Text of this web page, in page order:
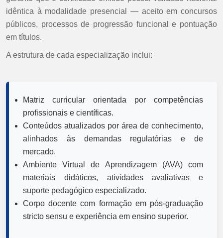
idêntica à modalidade presencial — aceito em concursos
públicos, processos de progressão funcional e pontuação
em títulos.
A estrutura de cada especialização inclui:
Matriz curricular orientada por competências
profissionais e científicas.
Conteúdos atualizados por área de conhecimento,
alinhados às demandas regulatórias e de
mercado.
Ambiente Virtual de Aprendizagem (AVA) com
materiais didáticos, atividades avaliativas e
suporte pedagógico especializado.
Corpo docente com formação em pós-graduação
stricto sensu e experiência em ensino superior.